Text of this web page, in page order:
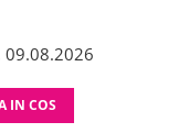
IN COS